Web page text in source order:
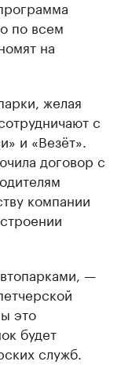
по всем
на
желая
с
и «Везёт».
договор с
компании
—
это
будет
служб.